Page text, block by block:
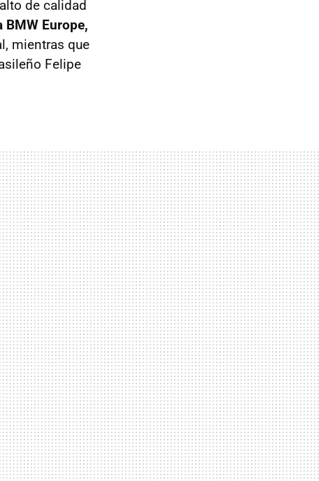
de calidad
Europe,
mientras que
Felipe